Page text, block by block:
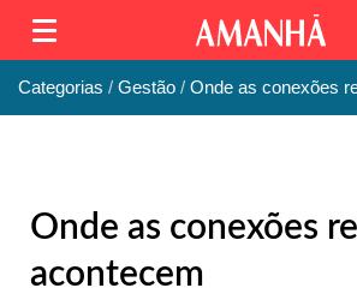
Categorias Gestão Onde as conexões
Onde as conexões
acontecem